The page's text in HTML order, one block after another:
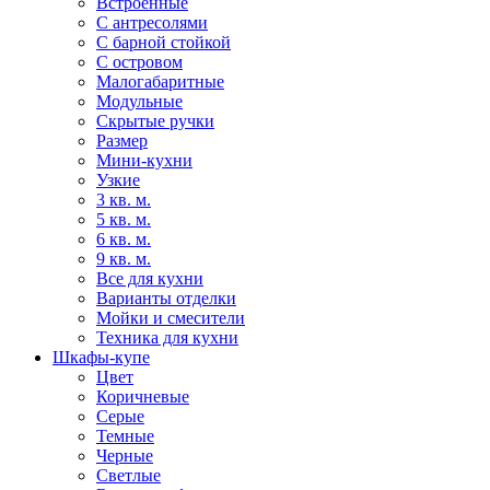
С антресолями
С барной стойкой
С островом
Малогабаритные
Модульные
Скрытые ручки
Размер
Мини-кухни
Узкие
3 кв. м.
5 кв. м.
6 кв. м.
9 кв. м.
Все для кухни
Варианты отделки
Мойки и смесители
Техника для кухни
Шкафы-купе
Цвет
Коричневые
Серые
Темные
Черные
Светлые